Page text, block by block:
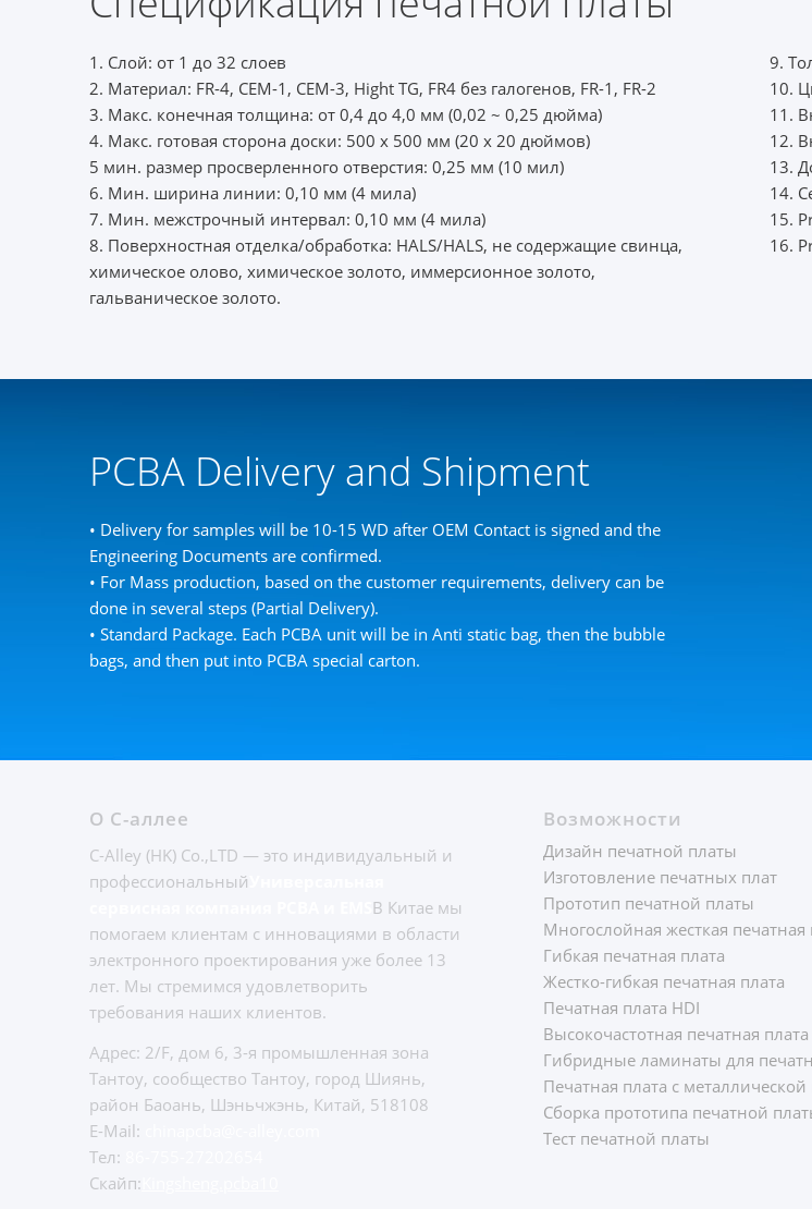
1. Слой: от 1 до 32 слоев
2. Материал: FR-4, CEM-1, CEM-3, Hight TG, FR4 без галогенов, FR-1, FR-2
3. Макс. конечная толщина: от 0,4 до 4,0 мм (0,02 ~ 0,25 дюйма)
4. Макс. готовая сторона доски: 500 x 500 мм (20 x 20 дюймов)
5 мин. размер просверленного отверстия: 0,25 мм (10 мил)
6. Мин. ширина линии: 0,10 мм (4 мила)
7. Мин. межстрочный интервал: 0,10 мм (4 мила)
8. Поверхностная отделка/обработка: HALS/HALS, не содержащие свинца,
химическое олово, химическое золото, иммерсионное золото,
гальваническое золото.
9.
10.
11.
12.
13.
14.
15.
16.
PCBA Delivery and Shipment
• Delivery for samples will be 10-15 WD after OEM Contact is signed and the
Engineering Documents are confirmed.
• For Mass production, based on the customer requirements, delivery can be
done in several steps (Partial Delivery).
• Standard Package. Each PCBA unit will be in Anti static bag, then the bubble
bags, and then put into PCBA special carton.
О С-аллее
C-Alley (HK) Co.,LTD — это индивидуальный и
профессиональный
В Китае мы
помогаем клиентам с инновациями в области
электронного проектирования уже более 13
лет. Мы стремимся удовлетворить
требования наших клиентов.
Адрес: 2/F, дом 6, 3-я промышленная зона
Тантоу, сообщество Тантоу, город Шиянь,
район Баоань, Шэньчжэнь, Китай, 518108
E-Mail:
Тел:
Скайп:
Возможности
Дизайн печатной платы
Изготовление печатных плат
Прототип печатной платы
Многослойная жесткая печатная
Гибкая печатная плата
Жестко-гибкая печатная плата
Печатная плата HDI
Высокочастотная печатная плата
Гибридные ламинаты для
Печатная плата с
Сборка прототипа печатной
Тест печатной платы